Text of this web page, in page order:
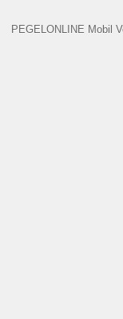
PEGELONLINE Mobil